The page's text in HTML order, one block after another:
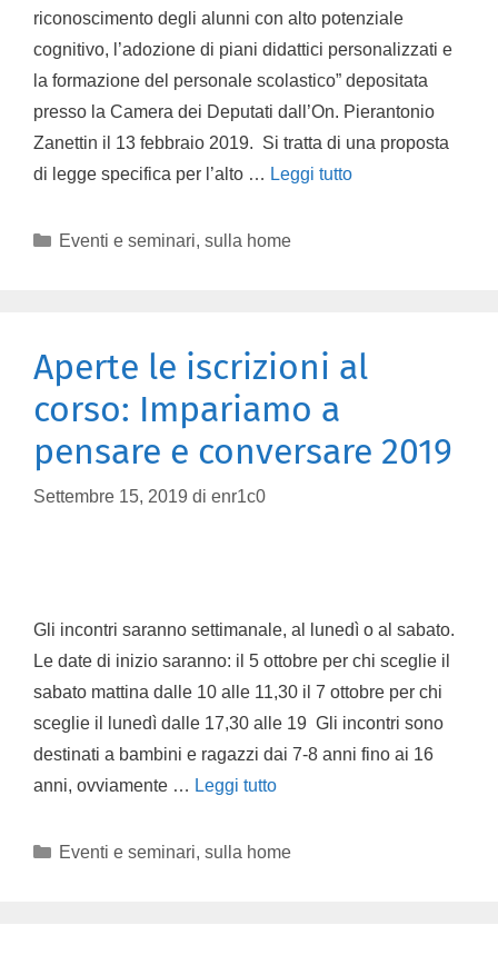
riconoscimento degli alunni con alto potenziale
cognitivo, l’adozione di piani didattici personalizzati e
la formazione del personale scolastico” depositata
presso la Camera dei Deputati dall’On. Pierantonio
Zanettin il 13 febbraio 2019. Si tratta di una proposta
di legge specifica per l’alto … Leggi tutto
Eventi e seminari, sulla home
Aperte le iscrizioni al
corso: Impariamo a
pensare e conversare 2019
Settembre 15, 2019 di enr1c0
Gli incontri saranno settimanale, al lunedì o al sabato.
Le date di inizio saranno: il 5 ottobre per chi sceglie il
sabato mattina dalle 10 alle 11,30 il 7 ottobre per chi
sceglie il lunedì dalle 17,30 alle 19 Gli incontri sono
destinati a bambini e ragazzi dai 7-8 anni fino ai 16
anni, ovviamente … Leggi tutto
Eventi e seminari, sulla home